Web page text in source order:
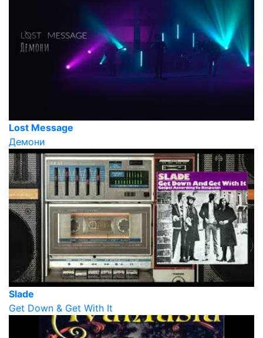
Lost Message
Демони
Slade
Get Down & Get With It